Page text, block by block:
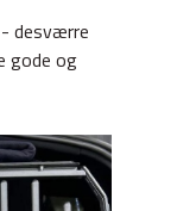
- desværre
gode og